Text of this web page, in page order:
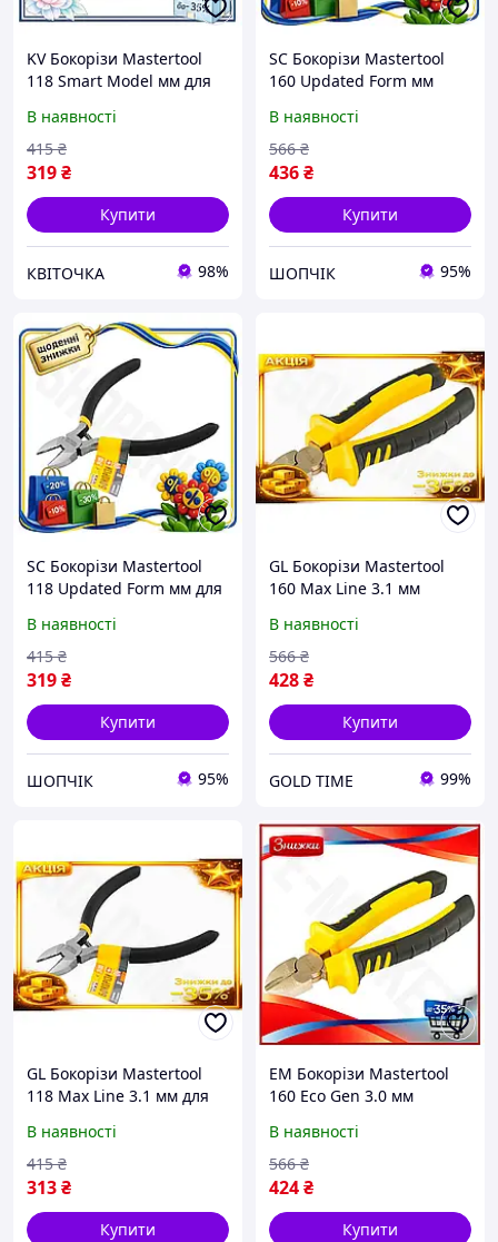
KV Бокорізи Mastertool
118 Smart Model мм для
термопластичними
ручками та загострени
99/KVI
В наявності
319₴
415 ₴
Купити
КВІТОЧКА 98%
SC Бокорізи Mastertool
160 Updated Form мм
дроту та пластику
посилені з ергономічно
CH2_99K
В наявності
436₴
566 ₴
Купити
ШОПЧІК 95%
SC Бокорізи Mastertool
118 Updated Form мм для
термопластичними
ручками та загострен
CH2_99K
В наявності
319₴
415 ₴
Купити
ШОПЧІК 95%
GL Бокорізи Mastertool
160 Max Line 3.1 мм
дроту та пластику
посилені з ергономічно
LO31\PR
В наявності
428₴
566 ₴
Купити
GOLD TIME 99%
GL Бокорізи Mastertool
118 Max Line 3.1 мм для
термопластичними
ручками та загострен
LO31\PR
В наявності
313₴
415 ₴
Купити
EM Бокорізи Mastertool
160 Eco Gen 3.0 мм
дроту та пластику
посилені з ергономічною
MAR_K
В наявності
424₴
566 ₴
Купити